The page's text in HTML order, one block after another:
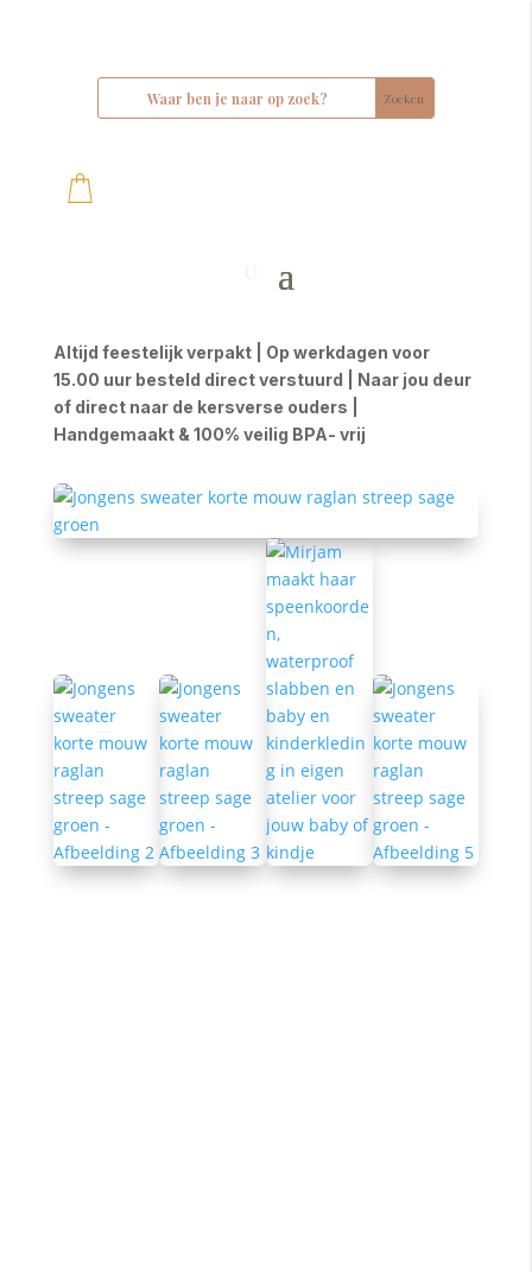
Altijd feestelijk verpakt | Op werkdagen voor
15.00 uur besteld direct verstuurd | Naar jou deur
of direct naar de kersverse ouders |
Handgemaakt & 100% veilig BPA- vrij